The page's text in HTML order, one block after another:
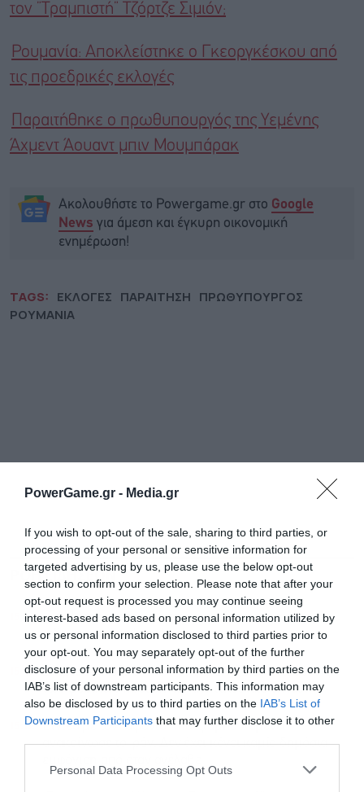
PowerGame.gr - Media.gr
If you wish to opt-out of the sale, sharing to third parties, or
processing of your personal or sensitive information for
targeted advertising by us, please use the below opt-out
section to confirm your selection. Please note that after your
opt-out request is processed you may continue seeing
interest-based ads based on personal information utilized by
us or personal information disclosed to third parties prior to
your opt-out. You may separately opt-out of the further
disclosure of your personal information by third parties on the
IAB’s list of downstream participants. This information may
also be disclosed by us to third parties on the IAB’s List of
Downstream Participants that may further disclose it to other
Personal Data Processing Opt Outs
τον ”Τραμπιστή” Τζόρτζε Σιμιόν;
Ρουμανία: Αποκλείστηκε ο Γκεοργκέσκου από
τις προεδρικές εκλογές
Παραιτήθηκε ο πρωθυπουργός της Υεμένης
Άχμεντ Άουαντ μπιν Μουμπάρακ
Ακολουθήστε το Powergame.gr στο Google
News για άμεση και έγκυρη οικονομική
ενημέρωση!
TAGS: ΕΚΛΟΓΕΣ ΠΑΡΑΙΤΗΣΗ ΠΡΩΘΥΠΟΥΡΓΟΣ
ΡΟΥΜΑΝΙΑ
ΡΟΗ ΕΙΔΗΣΕΩΝ ΔΗΜΟΦΙΛΗ
15:40 Το Myspace ετοιμάζεται να κερδίσει το χαμένο
έδαφος από το Facebook
15:15 Σκέρτσος: Αύξηση 40% στις τραπεζικές καταθέσεις
των φυσικών προσώπων την τελευταία επταετία
15:12 Βίντεο με τον “άφαντο” Μοτζτάμπα Χαμενεΐ
ανακοίνωσε το Ιράν: Δεν έχει κάνει καμία δημόσια